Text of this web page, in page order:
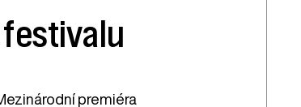
festivalu
premiéra